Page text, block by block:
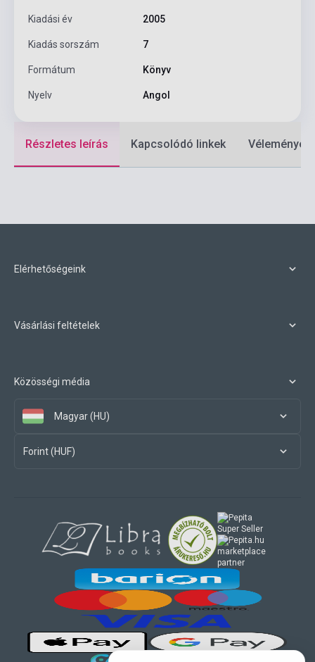
Kiadási év 2005
Kiadás sorszám 7
Formátum Könyv
Nyelv Angol
Részletes leírás Kapcsolódó linkek Vélemények
Elérhetőségeink
Vásárlási feltételek
Közösségi média
Magyar (HU)
Forint (HUF)
marketplace
partner